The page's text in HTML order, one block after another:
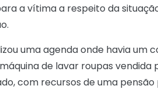
a vítima a respeito da
uma agenda onde havia
de lavar roupas vendida
com recursos de uma